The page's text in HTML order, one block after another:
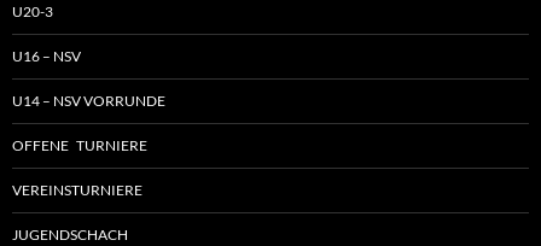
U20-3
U16 – NSV
U14 – NSV VORRUNDE
OFFENE TURNIERE
VEREINSTURNIERE
JUGENDSCHACH